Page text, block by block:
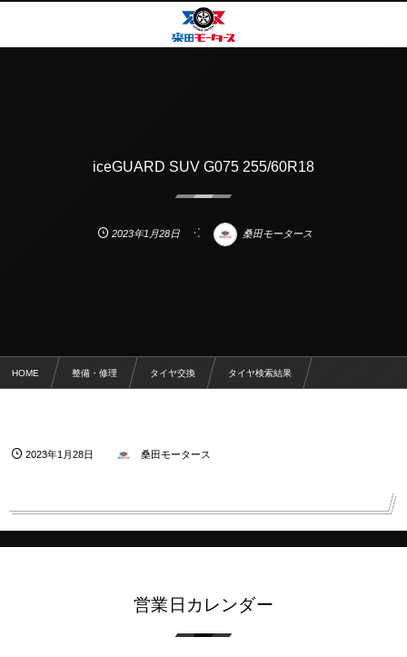
iceGUARD SUV G075 255/60R18
2023年1月28日 桑田モータース
HOME 整備・修理 タイヤ交換 タイヤ検索結果
2023年1月28日 桑田モータース
営業日カレンダー